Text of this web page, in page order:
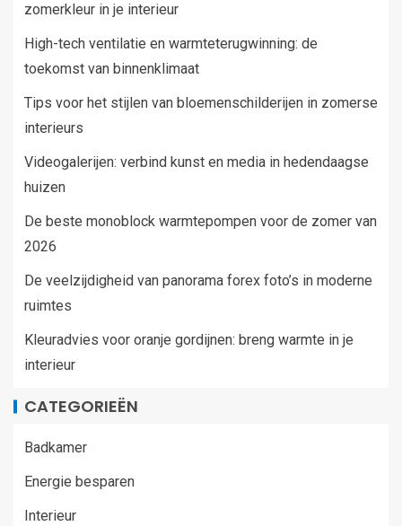
zomerkleur in je interieur
High-tech ventilatie en warmteterugwinning: de
toekomst van binnenklimaat
Tips voor het stijlen van bloemenschilderijen in zomerse
interieurs
Videogalerijen: verbind kunst en media in hedendaagse
huizen
De beste monoblock warmtepompen voor de zomer van
2026
De veelzijdigheid van panorama forex foto’s in moderne
ruimtes
Kleuradvies voor oranje gordijnen: breng warmte in je
interieur
CATEGORIEËN
Badkamer
Energie besparen
Interieur